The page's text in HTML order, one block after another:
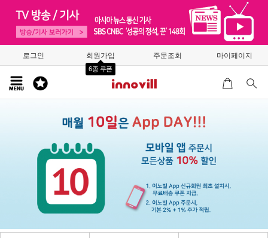
로그인 회원가입
6종 쿠폰
주문조회 마이페이지